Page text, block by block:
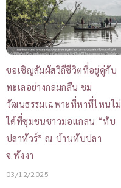
ขอเชิญสัมผัสวิถีชีวิตที่อยู่คู่กับ
ทะเลอย่างกลมกลืน ชม
วัฒนธรรมเฉพาะที่หาที่ไหนไม่
ได้ที่ชุมชนชาวมอแกลน “ทับ
ปลาทัวร์” ณ บ้านทับปลา
จ.พังงา
03/12/2025